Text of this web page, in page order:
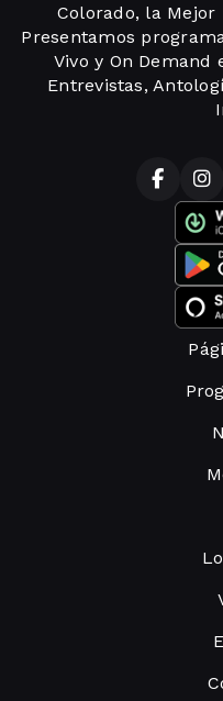
Colorado, la
Presentamos
Vivo y On Demand
Entrevistas,